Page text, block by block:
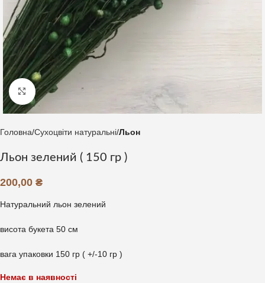
Клацніть, щоб збільшити
Головна Сухоцвіти натуральні Льон
Льон зелений ( 150 гр )
200,00 ₴
Натуральний льон зелений
висота букета 50 см
вага упаковки 150 гр ( +/-10 гр )
Немає в наявності